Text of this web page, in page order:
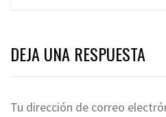
DEJA UNA RESPUESTA
Tu dirección de correo